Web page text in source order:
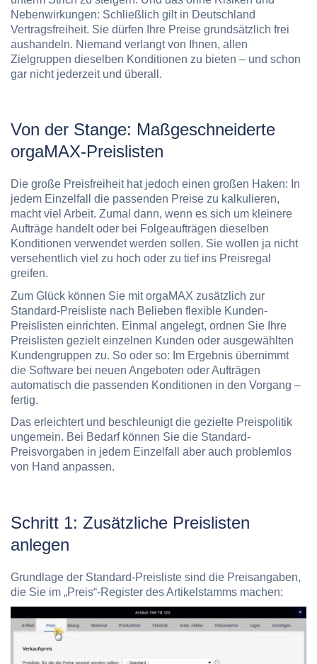
Nebenwirkungen: Schließlich gilt in Deutschland
Vertragsfreiheit. Sie dürfen Ihre Preise grundsätzlich frei
aushandeln. Niemand verlangt von Ihnen, allen
Zielgruppen dieselben Konditionen zu bieten – und schon
gar nicht jederzeit und überall.
Von der Stange: Maßgeschneiderte
orgaMAX-Preislisten
Die große Preisfreiheit hat jedoch einen großen Haken: In
jedem Einzelfall die passenden Preise zu kalkulieren,
macht viel Arbeit. Zumal dann, wenn es sich um kleinere
Aufträge handelt oder bei Folgeaufträgen dieselben
Konditionen verwendet werden sollen. Sie wollen ja nicht
versehentlich viel zu hoch oder zu tief ins Preisregal
greifen.
Zum Glück können Sie mit orgaMAX zusätzlich zur
Standard-Preisliste nach Belieben flexible Kunden-
Preislisten einrichten. Einmal angelegt, ordnen Sie Ihre
Preislisten gezielt einzelnen Kunden oder ausgewählten
Kundengruppen zu. So oder so: Im Ergebnis übernimmt
die Software bei neuen Angeboten oder Aufträgen
automatisch die passenden Konditionen in den Vorgang –
fertig.
Das erleichtert und beschleunigt die gezielte Preispolitik
ungemein. Bei Bedarf können Sie die Standard-
Preisvorgaben in jedem Einzelfall aber auch problemlos
von Hand anpassen.
Schritt 1: Zusätzliche Preislisten
anlegen
Grundlage der Standard-Preisliste sind die Preisangaben,
die Sie im „Preis“-Register des Artikelstamms machen: